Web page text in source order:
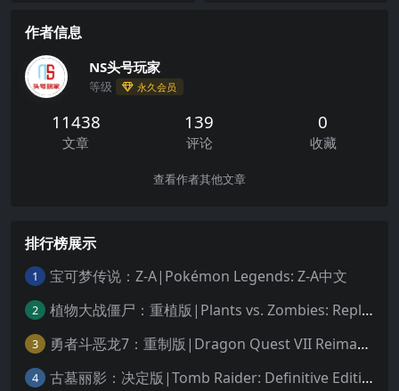
作者信息
NS头号玩家
等级 永久会员
11438
文章
139
评论
0
收藏
查看作者其他文章
排行榜展示
1 宝可梦传说：Z-A|Pokémon Legends: Z-A中文
2 植物大战僵尸：重植版|Plants vs. Zombies: Replanted中文
3 勇者斗恶龙7：重制版|Dragon Quest VII Reimagined中文
4 古墓丽影：决定版|Tomb Raider: Definitive Edition中文